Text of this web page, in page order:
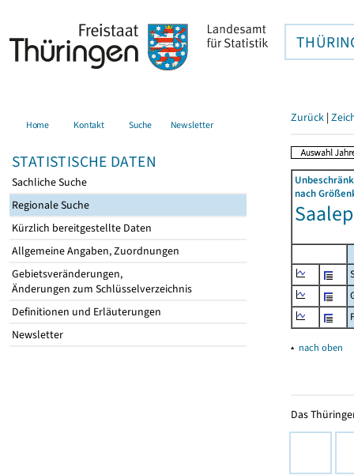
Home Kontakt Suche Newsletter
STATISTISCHE DATEN
Sachliche Suche
Regionale Suche
Kürzlich bereitgestellte Daten
Allgemeine Angaben, Zuordnungen
Gebietsveränderungen,
Änderungen zum Schlüsselverzeichnis
Definitionen und Erläuterungen
Newsletter
Zurück |
nach
▴ nach oben
Das